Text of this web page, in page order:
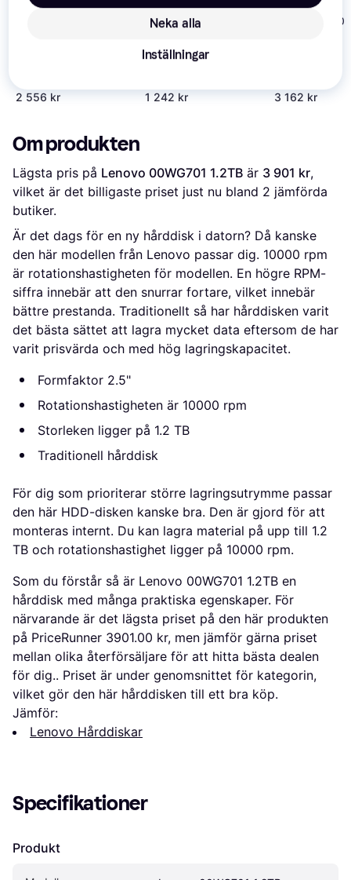
2 556 kr
SAS 10K Hard Drive
1 242 kr
HP 787648-
3 162 kr
Om produkten
Lägsta pris på Lenovo 00WG701 1.2TB är 3 901 kr,
vilket är det billigaste priset just nu bland 2 jämförda
butiker.
Är det dags för en ny hårddisk i datorn? Då kanske
den här modellen från Lenovo passar dig. 10000 rpm
är rotationshastigheten för modellen. En högre RPM-
siffra innebär att den snurrar fortare, vilket innebär
bättre prestanda. Traditionellt så har hårddisken varit
det bästa sättet att lagra mycket data eftersom de har
varit prisvärda och med hög lagringskapacitet.
Formfaktor 2.5"
Rotationshastigheten är 10000 rpm
Storleken ligger på 1.2 TB
Traditionell hårddisk
För dig som prioriterar större lagringsutrymme passar
den här HDD-disken kanske bra. Den är gjord för att
monteras internt. Du kan lagra material på upp till 1.2
TB och rotationshastighet ligger på 10000 rpm.
Som du förstår så är Lenovo 00WG701 1.2TB en
hårddisk med många praktiska egenskaper. För
närvarande är det lägsta priset på den här produkten
på PriceRunner 3901.00 kr, men jämför gärna priset
mellan olika återförsäljare för att hitta bästa dealen
för dig.. Priset är under genomsnittet för kategorin,
vilket gör den här hårddisken till ett bra köp.
Jämför:
Lenovo Hårddiskar
Specifikationer
Produkt
Neka alla
Inställningar